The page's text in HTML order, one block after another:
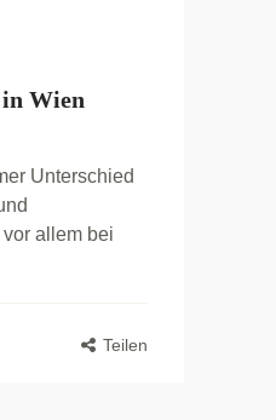
Wien
Unterschied
allem bei
Teilen